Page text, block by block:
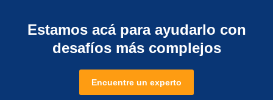
Estamos acá para ayudarlo con
desafíos más complejos
Encuentre un experto